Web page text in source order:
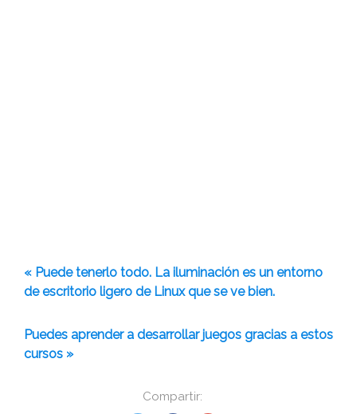
Compartir:
« Puede tenerlo todo. La iluminación es un entorno
de escritorio ligero de Linux que se ve bien.
Puedes aprender a desarrollar juegos gracias a estos
cursos »